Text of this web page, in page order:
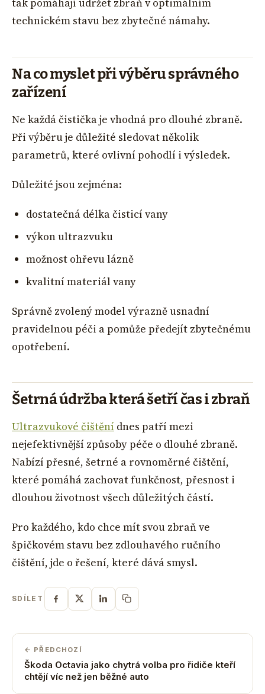
tak pomáhají udržet zbraň v optimálním
technickém stavu bez zbytečné námahy.
Na co myslet při výběru správného
zařízení
Ne každá čistička je vhodná pro dlouhé zbraně.
Při výběru je důležité sledovat několik
parametrů, které ovlivní pohodlí i výsledek.
Důležité jsou zejména:
dostatečná délka čisticí vany
výkon ultrazvuku
možnost ohřevu lázně
kvalitní materiál vany
Správně zvolený model výrazně usnadní
pravidelnou péči a pomůže předejít zbytečnému
opotřebení.
Šetrná údržba která šetří čas i zbraň
Ultrazvukové čištění dnes patří mezi
nejefektivnější způsoby péče o dlouhé zbraně.
Nabízí přesné, šetrné a rovnoměrné čištění,
které pomáhá zachovat funkčnost, přesnost i
dlouhou životnost všech důležitých částí.
Pro každého, kdo chce mít svou zbraň ve
špičkovém stavu bez zdlouhavého ručního
čištění, jde o řešení, které dává smysl.
SDÍLET
← PŘEDCHOZÍ
Škoda Octavia jako chytrá volba pro řidiče kteří
chtějí víc než jen běžné auto